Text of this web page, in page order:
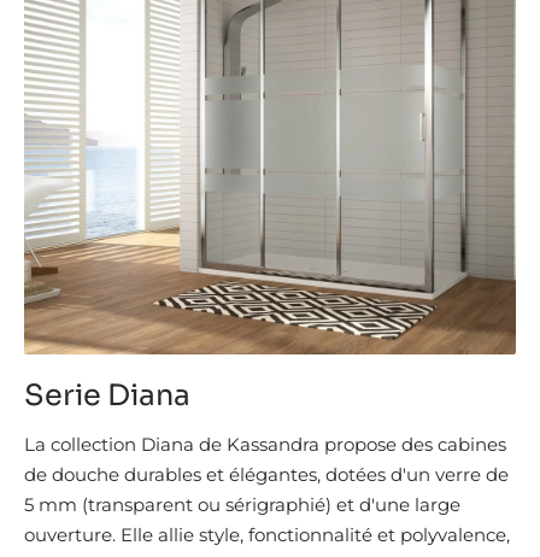
Serie Diana
La collection Diana de Kassandra propose des cabines
de douche durables et élégantes, dotées d'un verre de
5 mm (transparent ou sérigraphié) et d'une large